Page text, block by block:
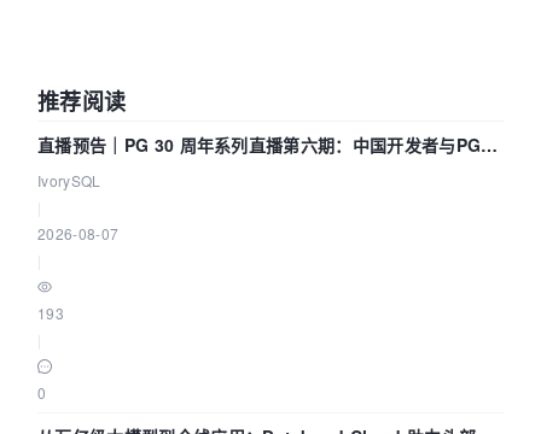
推荐阅读
直播预告｜PG 30 周年系列直播第六期：中国开发者与PG内
核——我们改得动吗？我们贡献了什么？
IvorySQL
2026-08-07
193
0